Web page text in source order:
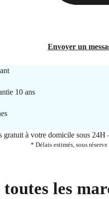
Envoyer un
10 ans
gratuit à votre domicile sous
* Délais estimés, sous
les